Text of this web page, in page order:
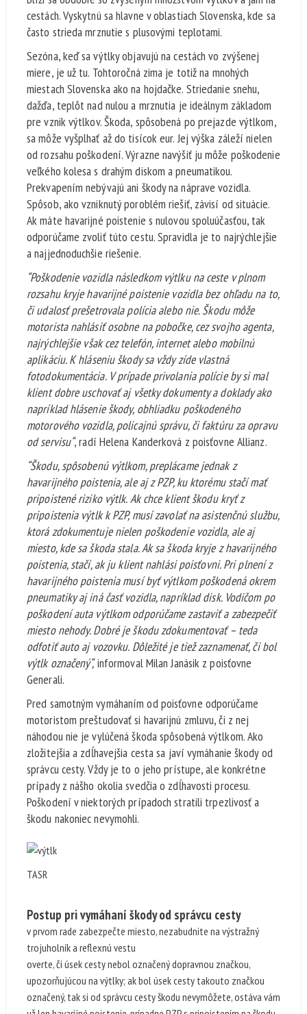
cestách. Vyskytnú sa hlavne v oblastiach Slovenska, kde sa
často strieda mrznutie s plusovými teplotami.
Sezóna, keď sa výtlky objavujú na cestách vo zvýšenej
miere, je už tu. Tohtoročná zima je totiž na mnohých
miestach Slovenska ako na hojdačke. Striedanie snehu,
dažďa, teplôt nad nulou a mrznutia je ideálnym základom
pre vznik výtlkov. Škoda, spôsobená po prejazde výtlkom,
sa môže vyšplhať až do tisícok eur. Jej výška záleží nielen
od rozsahu poškodení. Výrazne navýšiť ju môže poškodenie
veľkého kolesa s drahým diskom a pneumatikou.
Prekvapením nebývajú ani škody na náprave vozidla.
Spôsob, ako vzniknutý poroblém riešiť, závisí od situácie.
Ak máte havarijné poistenie s nulovou spoluúčasťou, tak
odporúčame zvoliť túto cestu. Spravidla je to najrýchlejšie
a najjednoduchšie riešenie.
“Poškodenie vozidla následkom výtlku na ceste v plnom
rozsahu kryjehavarijné poistenievozidla bez ohľadu na to,
či udalosť prešetrovala polícia alebo nie. Škodu môže
motorista nahlásiť osobne na pobočke, cez svojho agenta,
najrýchlejšie však cez telefón, internet alebo mobilnú
aplikáciu. K hláseniu škody sa vždy zíde vlastná
fotodokumentácia. V prípade privolania polície by si mal
klient dobre uschovať aj všetky dokumenty a doklady ako
napríklad hlásenie škody, obhliadku poškodeného
motorového vozidla, policajnú správu, či faktúru za opravu
od servisu“, radí Helena Kanderková z poisťovne Allianz.
“Škodu, spôsobenú výtlkom, preplácame jednak z
havarijného poistenia, ale aj z PZP, ku ktorému stačí mať
pripoistené riziko výtlk.Ak chce klient škodu kryť z
pripoistenia výtlk k PZP, musí zavolať na asistenčnú službu,
ktorá zdokumentuje nielen poškodenie vozidla, ale aj
miesto, kde sa škoda stala. Ak sa škoda kryje z havarijného
poistenia, stačí, ak ju klient nahlási poisťovni. Pri plnení z
havarijného poistenia musí byť výtlkom poškodená okrem
pneumatiky aj iná časť vozidla, napríklad disk. Vodičom po
poškodení auta výtlkom odporúčame zastaviť a zabezpečiť
miesto nehody. Dobré je škodu zdokumentovať – teda
odfotiť auto aj vozovku. Dôležité je tiež zaznamenať, či bol
výtlk označený“,informoval Milan Janásik z poisťovne
Generali.
Pred samotným vymáhaním od poisťovne odporúčame
motoristom preštudovať si havarijnú zmluvu, či z nej
náhodou nie je vylúčená škoda spôsobená výtlkom. Ako
zložitejšia a zdĺhavejšia cesta sa javí vymáhanie škody od
správcu cesty. Vždy je to o jeho prístupe, ale konkrétne
prípady z nášho okolia svedčia o zdĺhavosti procesu.
Poškodení v niektorých prípadoch stratili trpezlivosť a
škodu nakoniec nevymohli.
TASR
Postup pri vymáhaní škody od správcu cesty
v prvom rade zabezpečte miesto, nezabudnite na výstražný
trojuholník a reflexnú vestu
overte, či úsek cesty nebol označený dopravnou značkou,
upozorňujúcou na výtlky; ak bol úsek cesty takouto značkou
označený, tak si od správcu cesty škodu nevymôžete, ostáva vám